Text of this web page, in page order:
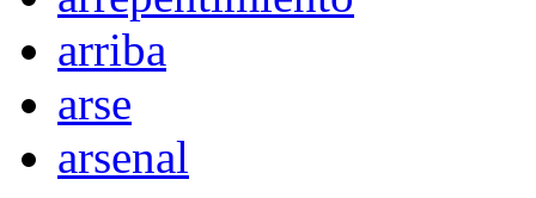
arriba
arse
arsenal